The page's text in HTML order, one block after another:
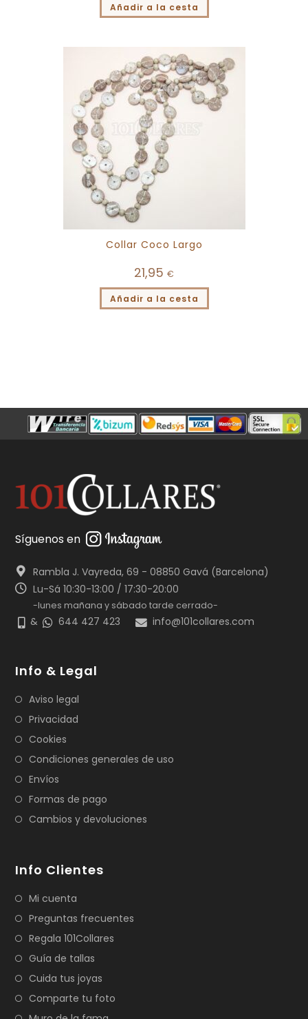
Añadir a la cesta
Collar Coco Largo
21,95 €
Añadir a la cesta
Síguenos en
Rambla J. Vayreda, 69 - 08850 Gavá (Barcelona)
Lu-Sá 10:30-13:00 / 17:30-20:00
-lunes mañana y sábado tarde cerrado-
& 644 427 423 info@101collares.com
Info & Legal
Aviso legal
Privacidad
Cookies
Condiciones generales de uso
Envíos
Formas de pago
Cambios y devoluciones
Info Clientes
Mi cuenta
Preguntas frecuentes
Regala 101Collares
Guía de tallas
Cuida tus joyas
Comparte tu foto